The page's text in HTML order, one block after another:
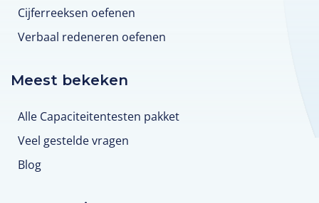
Cijferreeksen oefenen
Verbaal redeneren oefenen
Meest bekeken
Alle Capaciteitentesten pakket
Veel gestelde vragen
Blog